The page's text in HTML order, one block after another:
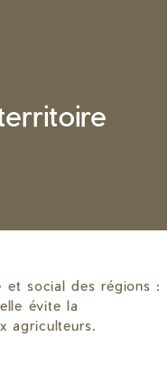
et social des régions :
évite la
agriculteurs.